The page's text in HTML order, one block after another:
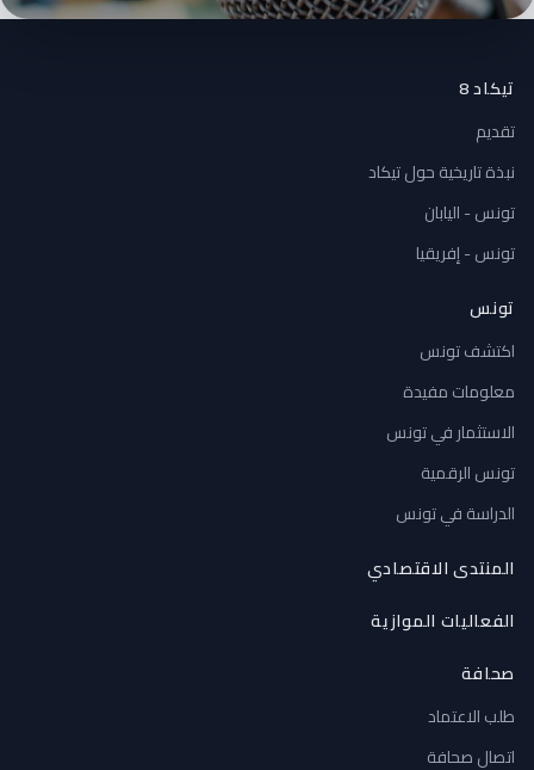
تيكاد 8
تقديم
نبذة تاريخية حول تيكاد
تونس - اليابان
تونس - إفريقيا
تونس
اكتشف تونس
معلومات مفيدة
الاستثمار في تونس
تونس الرقمية
الدراسة في تونس
المنتدى الاقتصادي
الفعاليات الموازية
صحافة
طلب الاعتماد
اتصال صحافة